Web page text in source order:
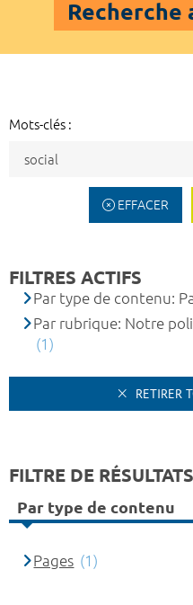
Recherche
Mots-clés :
EFFACER
FILTRES ACTIFS
Par type de contenu:
Par rubrique: Notre
(1)
RETIRER
FILTRE DE RÉSULTATS
Par type de contenu
Pages (1)